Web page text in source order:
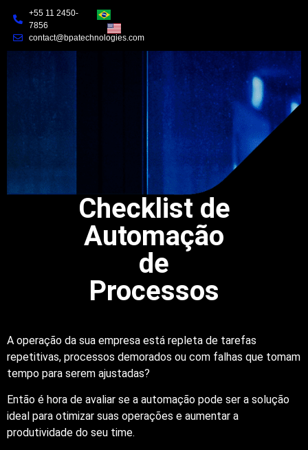
+55 11 2450-
7856
contact@bpatechnologies.com
Checklist de
Automação
de
Processos
A operação da sua empresa está repleta de tarefas
repetitivas, processos demorados ou com falhas que tomam
tempo para serem ajustadas?
Então é hora de avaliar se a automação pode ser a solução
ideal para otimizar suas operações e aumentar a
produtividade do seu time.